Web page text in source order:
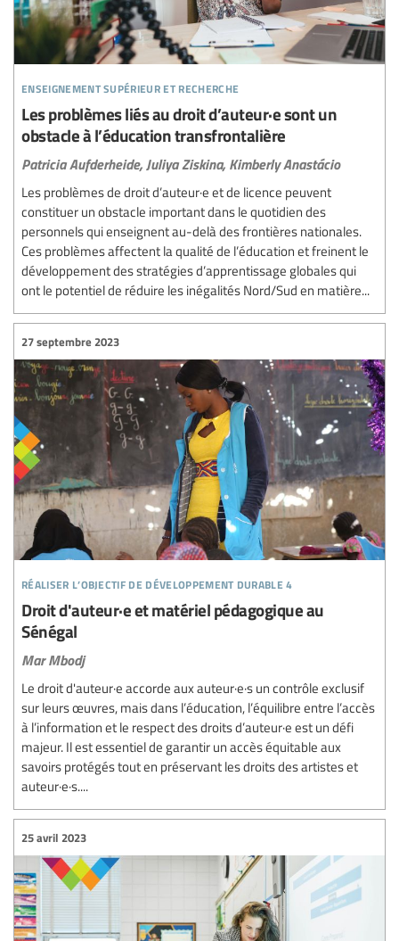
enseignement supérieur et recherche
Les problèmes liés au droit d’auteur·e sont un
obstacle à l’éducation transfrontalière
Patricia Aufderheide,Juliya Ziskina, Kimberly Anastácio
Les problèmes de droit d’auteur·e et de licence peuvent
constituer un obstacle important dans le quotidien des
personnels qui enseignent au-delà des frontières nationales.
Ces problèmes affectent la qualité de l’éducation et freinent le
développement des stratégies d’apprentissage globales qui
ont le potentiel de réduire les inégalités Nord/Sud en matière...
réaliser l’objectif de développement durable 4
27 septembre 2023
Droit d'auteur·e et matériel pédagogique au
Sénégal
Mar Mbodj
Le droit d'auteur·e accorde aux auteur·e·s un contrôle exclusif
sur leurs œuvres, mais dans l’éducation, l’équilibre entre l’accès
à l’information et le respect des droits d’auteur·e est un défi
majeur. Il est essentiel de garantir un accès équitable aux
savoirs protégés tout en préservant les droits des artistes et
auteur·e·s....
25 avril 2023